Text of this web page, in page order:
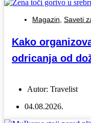
Magazin, Saveti
Kako
odricanja od
Autor: Travelist
04.08.2026.